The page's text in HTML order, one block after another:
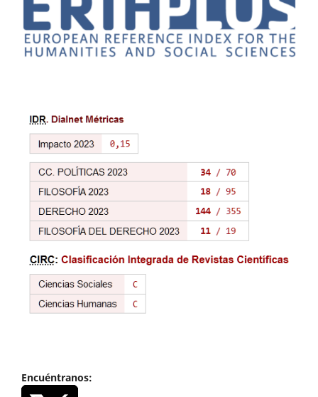
Encuéntranos: